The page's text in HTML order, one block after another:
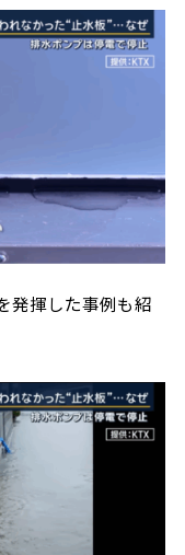
発揮した事例も紹